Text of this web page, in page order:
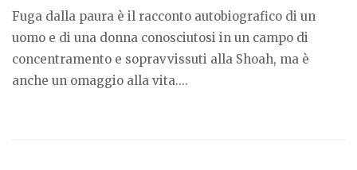
Fuga dalla paura è il racconto autobiografico di un
uomo e di una donna conosciutosi in un campo di
concentramento e sopravvissuti alla Shoah, ma è
anche un omaggio alla vita....